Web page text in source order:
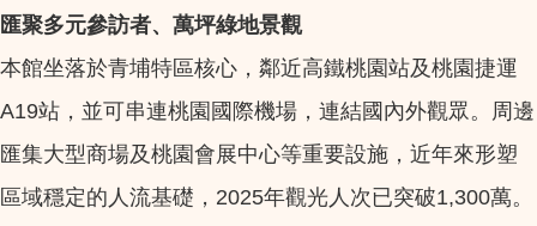
匯聚多元參訪者、萬坪綠地景觀
本館坐落於青埔特區核心，鄰近高鐵桃園站及桃園捷運
A19站，並可串連桃園國際機場，連結國內外觀眾。周邊
匯集大型商場及桃園會展中心等重要設施，近年來形塑
區域穩定的人流基礎，2025年觀光人次已突破1,300萬。